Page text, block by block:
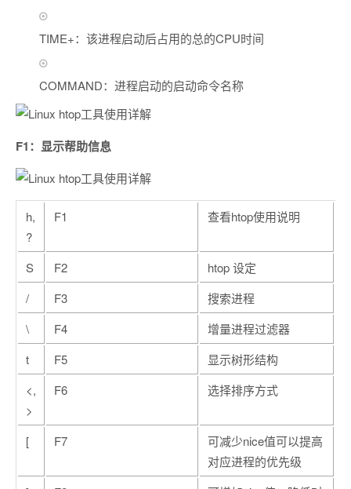
TIME+：该进程启动后占用的总的CPU时间
COMMAND：进程启动的启动命令名称
F1：显示帮助信息
h,
?
F1 查看htop使用说明
S F2
htop 设定
/
F3
搜索进程
\
F4
增量进程过滤器
t
F5
显示树形结构
<,
>
F6 选择排序方式
[ F7
可减少nice值可以提高
对应进程的优先级